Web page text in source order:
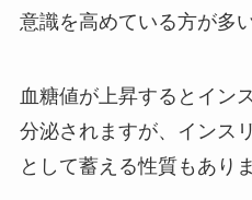
意識を高めている方が多
血糖値が上昇するとイン
分泌されますが、インス
として蓄える性質もありま